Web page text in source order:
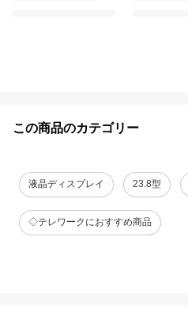
この商品のカテゴリー
液晶ディスプレイ 23.8型
◇テレワークにおすすめ商品